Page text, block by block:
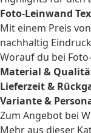
Foto-Leinwand
Mit einem Preis von
nachhaltig
Worauf du bei
Material &
Lieferzeit &
Variante &
Zum Angebot bei
Mehr aus dieser